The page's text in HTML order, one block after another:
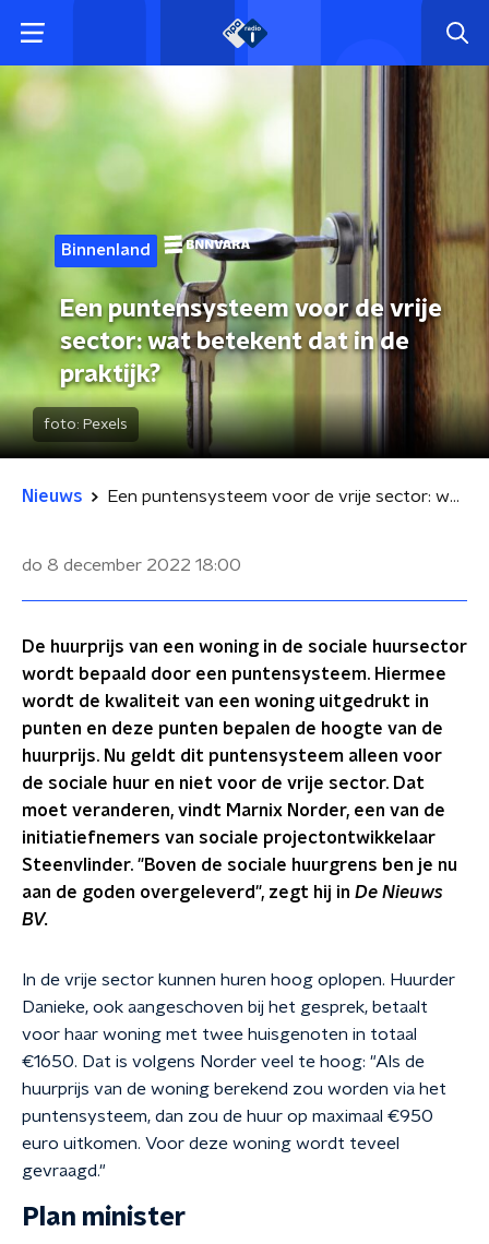
Binnenland
Een puntensysteem voor de vrije
sector: wat betekent dat in de
praktijk?
foto: Pexels
Nieuws Een puntensysteem voor de vrije sector: wat betekent dat in de praktijk?
do 8 december 2022 18:00
De huurprijs van een woning in de sociale huursector
wordt bepaald door een puntensysteem. Hiermee
wordt de kwaliteit van een woning uitgedrukt in
punten en deze punten bepalen de hoogte van de
huurprijs. Nu geldt dit puntensysteem alleen voor
de sociale huur en niet voor de vrije sector. Dat
moet veranderen, vindt Marnix Norder, een van de
initiatiefnemers van sociale projectontwikkelaar
Steenvlinder. "Boven de sociale huurgrens ben je nu
aan de goden overgeleverd", zegt hij in De Nieuws
BV.
In de vrije sector kunnen huren hoog oplopen. Huurder
Danieke, ook aangeschoven bij het gesprek, betaalt
voor haar woning met twee huisgenoten in totaal
€1650. Dat is volgens Norder veel te hoog: "Als de
huurprijs van de woning berekend zou worden via het
puntensysteem, dan zou de huur op maximaal €950
euro uitkomen. Voor deze woning wordt teveel
gevraagd."
Plan minister